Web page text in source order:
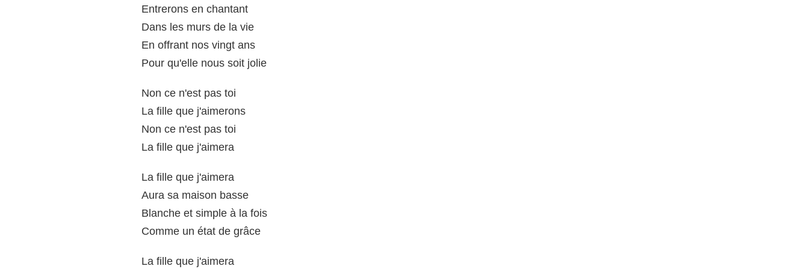
Entrerons en chantant
Dans les murs de la vie
En offrant nos vingt ans
Pour qu'elle nous soit jolie
Non ce n'est pas toi
La fille que j'aimerons
Non ce n'est pas toi
La fille que j'aimera
La fille que j'aimera
Aura sa maison basse
Blanche et simple à la fois
Comme un état de grâce
La fille que j'aimera